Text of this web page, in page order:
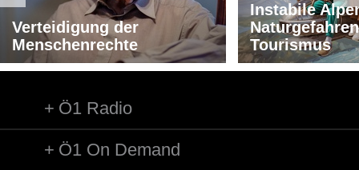
Verteidigung der
Menschenrechte
Instabile
Tourismus
Ö1 Radio
Ö1 On Demand